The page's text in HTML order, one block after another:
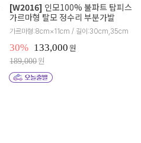
[W2016] 인모100% 불파트 탑피스
가르마형 탈모 정수리 부분가발
가르마형:8cm×11cm / 길이:30cm,35cm
30% 133,000원
189,000원